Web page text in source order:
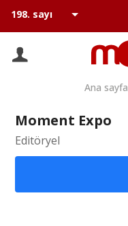
Ana sayfa
Moment Expo
Editöryel